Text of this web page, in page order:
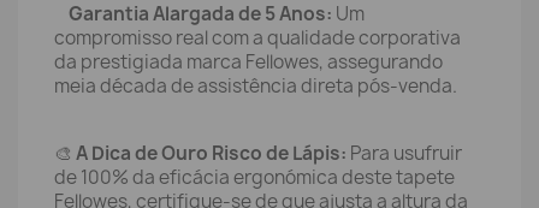
Garantia Alargada de 5 Anos: Um
compromisso real com a qualidade corporativa
da prestigiada marca Fellowes, assegurando
meia década de assistência direta pós-venda.
🎨 A Dica de Ouro Risco de Lápis: Para usufruir
de 100% da eficácia ergonómica deste tapete
Fellowes, certifique-se de que ajusta a altura da